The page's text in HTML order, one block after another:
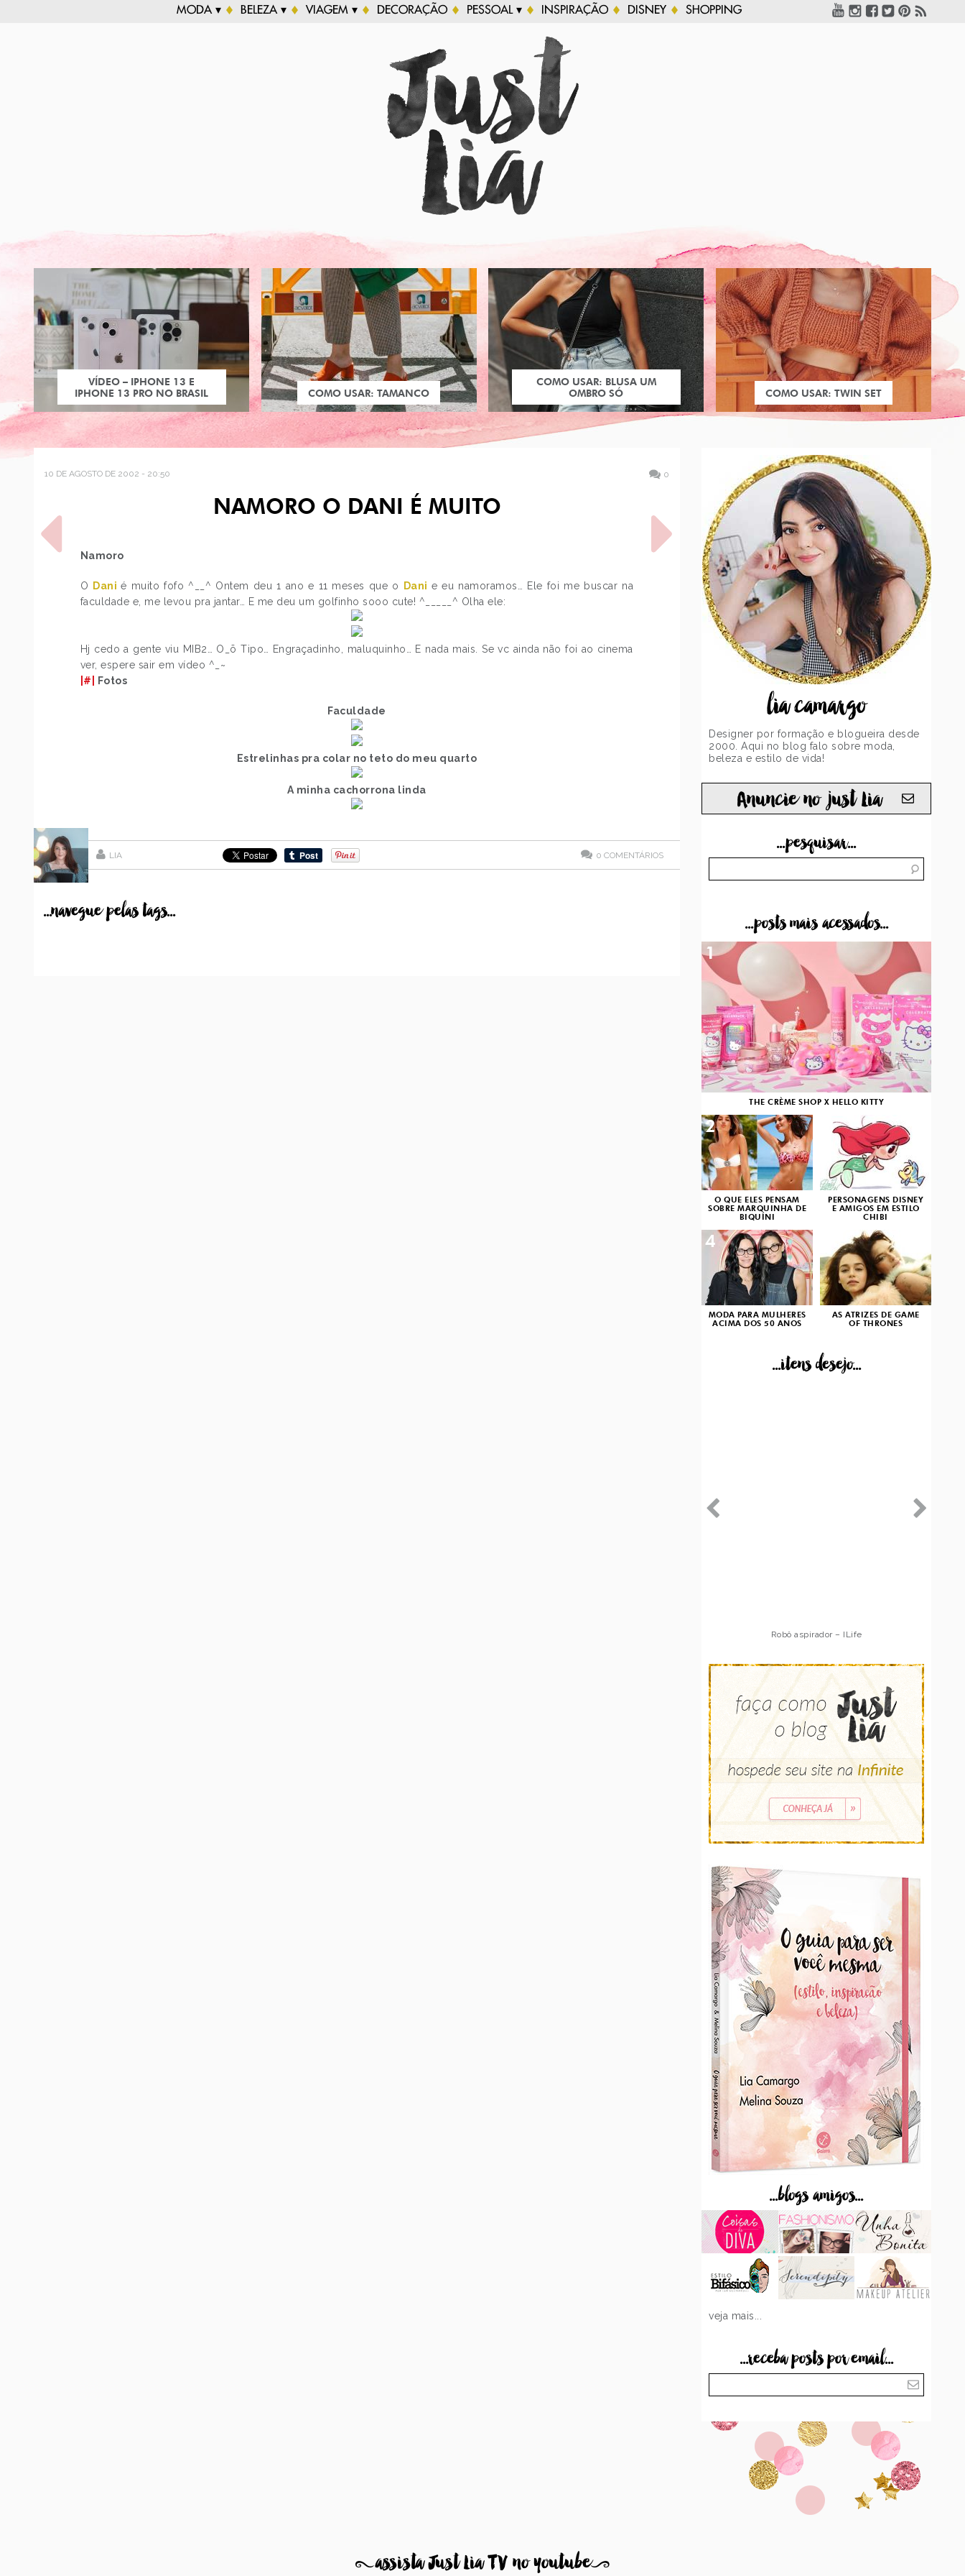
MODA ▾ BELEZA ▾ VIAGEM ▾ DECORAÇÃO PESSOAL ▾ INSPIRAÇÃO DISNEY SHOPPING
VÍDEO – IPHONE 13 E
IPHONE 13 PRO NO BRASIL
COMO USAR: TAMANCO
COMO USAR: BLUSA UM
OMBRO SÓ
COMO USAR: TWIN SET
10 DE AGOSTO DE 2002 - 20:50 0
NAMORO O DANI É MUITO
Namoro
O Danié muito fofo ^__^ Ontem deu 1 ano e 11 meses que o Dani e eu namoramos… Ele foi me buscar na
faculdade e, me levou pra jantar… E me deu um golfinho sooo cute! ^_____^ Olha ele:
Hj cedo a gente viu MIB2… O_õ Tipo… Engraçadinho, maluquinho… E nada mais. Se vc ainda não foi ao cinema
ver, espere sair em vídeo ^_~
|#|
Fotos
Faculdade
Estrelinhas pra colar no teto do meu quarto
A minha cachorrona linda
LIA 0 COMENTÁRIOS
...navegue pelas tags...
POST ANTERIOR
lia camargo
Designer por formação e blogueira desde
2000. Aqui no blog falo sobre moda,
beleza e estilo de vida!
Anuncie no just Lia
...pesquisar...
...posts mais acessados...
THE CRÈME SHOP X HELLO KITTY
1
O QUE ELES PENSAM
SOBRE MARQUINHA DE
BIQUÍNI
2
PERSONAGENS DISNEY
E AMIGOS EM ESTILO
CHIBI
3
MODA PARA MULHERES
ACIMA DOS 50 ANOS
4
AS ATRIZES DE GAME
OF THRONES
...itens desejo...
Robô aspirador – ILife
...blogs amigos...
veja mais...
...receba posts por email...
8assista Just Lia TV no youtube9